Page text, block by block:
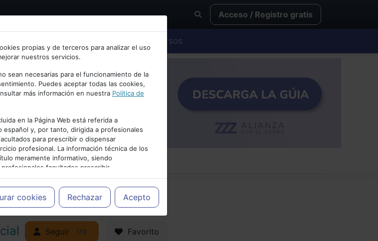
tu email.
Cancelar
Acceso / Registro gratis
Cursos
propias y de terceros para analizar el uso
nuestros servicios.
sean necesarias para el funcionamiento de la
Puedes aceptar todas las cookies,
más información en nuestra Política de
en la Página Web está referida a
español y, por tanto, dirigida a profesionales
para prescribir o dispensar
profesional. La información técnica de los
meramente informativo, siendo
facultados prescribir
en cada caso concreto, el tratamiento más
del paciente.
cookies Rechazar Acepto
PUBLICIDAD
Seguir 173 Favorito